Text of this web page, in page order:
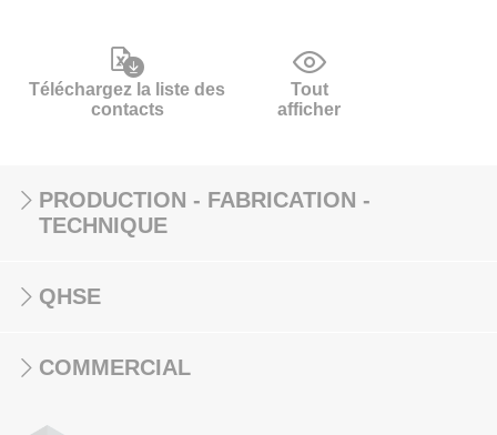
Téléchargez la liste des
contacts
Tout
afficher
PRODUCTION - FABRICATION -
TECHNIQUE
QHSE
COMMERCIAL